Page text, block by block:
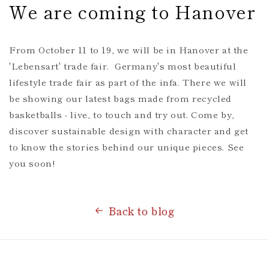
We are coming to Hanover
From October 11 to 19, we will be in Hanover at the
'Lebensart' trade fair. Germany's most beautiful
lifestyle trade fair as part of the infa. There we will
be showing our latest bags made from recycled
basketballs - live, to touch and try out. Come by,
discover sustainable design with character and get
to know the stories behind our unique pieces. See
you soon!
Back to blog